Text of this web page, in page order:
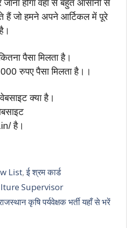
होगा वहां से बहुत आसानी से
जो हमने अपने आर्टिकल में पूरे
पैसा मिलता है।
रुपए पैसा मिलता है।।
क्या है।
है।
List,ई श्रम कार्ड
Supervisor
कृषि पर्यवेक्षक भर्ती यहाँ से भरें